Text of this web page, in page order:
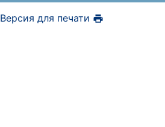
Версия для печати